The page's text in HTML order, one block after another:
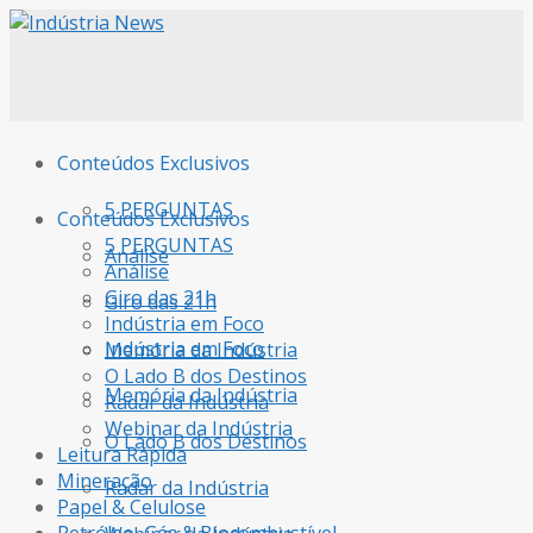
Conteúdos Exclusivos
5 PERGUNTAS
Análise
Giro das 21h
Indústria em Foco
Memória da Indústria
O Lado B dos Destinos
Radar da Indústria
Conteúdos Exclusivos
5 PERGUNTAS
Análise
Giro das 21h
Indústria em Foco
Memória da Indústria
O Lado B dos Destinos
Radar da Indústria
Webinar da Indústria
Leitura Rápida
Mineração
Papel & Celulose